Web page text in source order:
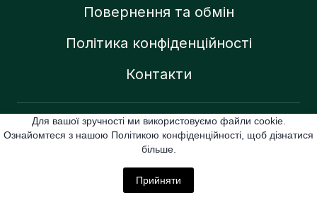
Повернення та обмін
Політика конфіденційності
Контакти
Created by:
lupinke_state
All rights Reserved
Для вашої зручності ми використовуємо файли cookie.
Ознайомтеся з нашою Політикою конфіденційності, щоб дізнатися
більше.
Прийняти